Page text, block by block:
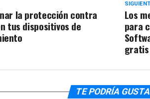
Los
para
gratis
la protección contra
tus dispositivos de
TE PODRÍA